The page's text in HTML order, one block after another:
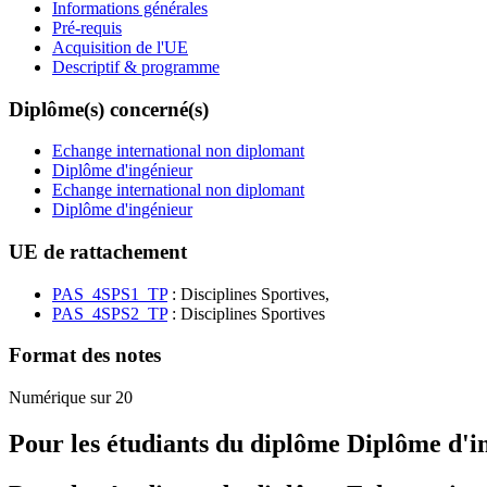
Informations générales
Pré-requis
Acquisition de l'UE
Descriptif & programme
Diplôme(s) concerné(s)
Echange international non diplomant
Diplôme d'ingénieur
Echange international non diplomant
Diplôme d'ingénieur
UE de rattachement
PAS_4SPS1_TP: Disciplines Sportives,
PAS_4SPS2_TP: Disciplines Sportives
Format des notes
Numérique sur 20
Pour les étudiants du diplôme Diplôme